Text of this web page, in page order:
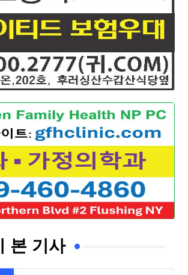
본 기사